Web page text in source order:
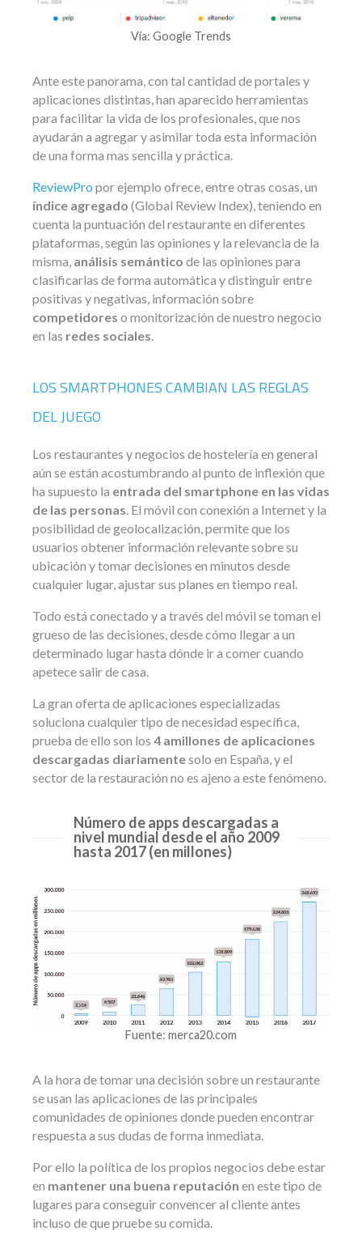
Vía: Google Trends
Ante este panorama, con tal cantidad de portales y
aplicaciones distintas, han aparecido herramientas
para facilitar la vida de los profesionales, que nos
ayudarán a agregar y asimilar toda esta información
de una forma mas sencilla y práctica.
ReviewPro por ejemplo ofrece, entre otras cosas, un
índice agregado (Global Review Index), teniendo en
cuenta la puntuación del restaurante en diferentes
plataformas, según las opiniones y la relevancia de la
misma, análisis semántico de las opiniones para
clasificarlas de forma automática y distinguir entre
positivas y negativas, información sobre
competidores o monitorización de nuestro negocio
en las redes sociales.
LOS SMARTPHONES CAMBIAN LAS REGLAS
DEL JUEGO
Los restaurantes y negocios de hostelería en general
aún se están acostumbrando al punto de inflexión que
ha supuesto la entrada del smartphone en las vidas
de las personas. El móvil con conexión a Internet y la
posibilidad de geolocalización, permite que los
usuarios obtener información relevante sobre su
ubicación y tomar decisiones en minutos desde
cualquier lugar, ajustar sus planes en tiempo real.
Todo está conectado y a través del móvil se toman el
grueso de las decisiones, desde cómo llegar a un
determinado lugar hasta dónde ir a comer cuando
apetece salir de casa.
La gran oferta de aplicaciones especializadas
soluciona cualquier tipo de necesidad específica,
prueba de ello son los 4 amillones de aplicaciones
descargadas diariamentesolo en España, y el
sector de la restauración no es ajeno a este fenómeno.
Número de apps descargadas a
nivel mundial desde el año 2009
hasta 2017 (en millones)
Fuente: merca20.com
A la hora de tomar una decisión sobre un restaurante
se usan las aplicaciones de las principales
comunidades de opiniones donde pueden encontrar
respuesta a sus dudas de forma inmediata.
Por ello la política de los propios negocios debe estar
en mantener una buena reputación en este tipo de
lugares para conseguir convencer al cliente antes
incluso de que pruebe su comida.